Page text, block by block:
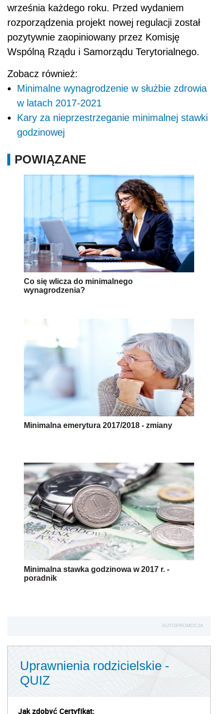
września każdego roku. Przed wydaniem
rozporządzenia projekt nowej regulacji został
pozytywnie zaopiniowany przez Komisję
Wspólną Rządu i Samorządu Terytorialnego.
Zobacz również:
Minimalne wynagrodzenie w służbie zdrowia
w latach 2017-2021
Kary za nieprzestrzeganie minimalnej stawki
godzinowej
POWIĄZANE
Co się wlicza do minimalnego
wynagrodzenia?
Minimalna emerytura 2017/2018 - zmiany
Minimalna stawka godzinowa w 2017 r. -
poradnik
AUTOPROMOCJA
Uprawnienia rodzicielskie -
QUIZ
Jak zdobyć Certyfikat: